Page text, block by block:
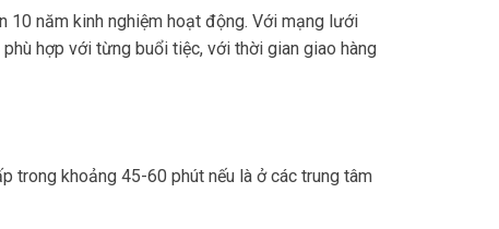
10 năm kinh nghiệm hoạt động. Với mạng lưới
hợp với từng buổi tiệc, với thời gian giao hàng
trong khoảng 45-60 phút nếu là ở các trung tâm